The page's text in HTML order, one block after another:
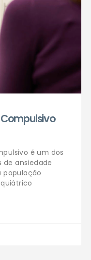
é um dos
de ansiedade
população